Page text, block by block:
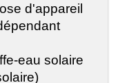
d'appareil
eau solaire